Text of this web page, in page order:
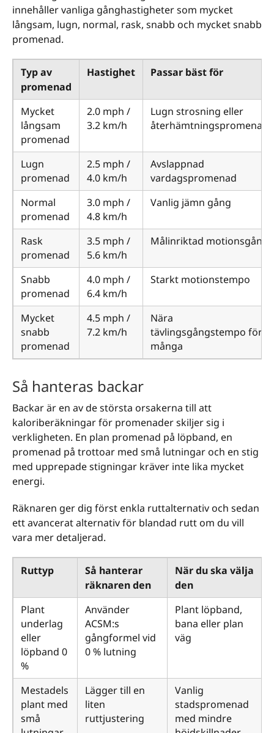
innehåller vanliga gånghastigheter som mycket
långsam, lugn, normal, rask, snabb och mycket snabb
promenad.
Typ av
promenad
Hastighet Passar bäst för
Mycket
långsam
promenad
2.0 mph /
3.2 km/h
Lugn strosning eller
återhämtningspromenad
Lugn
promenad
2.5 mph /
4.0 km/h
Avslappnad
vardagspromenad
Normal
promenad
3.0 mph /
4.8 km/h
Vanlig jämn gång
Rask
promenad
3.5 mph /
5.6 km/h
Målinriktad motionsgång
Snabb
promenad
4.0 mph /
6.4 km/h
Starkt motionstempo
Mycket
snabb
promenad
4.5 mph /
7.2 km/h
Nära
tävlingsgångstempo för
många
Så hanteras backar
Backar är en av de största orsakerna till att
kaloriberäkningar för promenader skiljer sig i
verkligheten. En plan promenad på löpband, en
promenad på trottoar med små lutningar och en stig
med upprepade stigningar kräver inte lika mycket
energi.
Räknaren ger dig först enkla ruttalternativ och sedan
ett avancerat alternativ för blandad rutt om du vill
vara mer detaljerad.
Ruttyp
Så hanterar
räknaren den
När du ska välja
den
Plant
underlag
eller
löpband 0
%
Använder
ACSM:s
gångformel vid
0 % lutning
Plant löpband,
bana eller plan
väg
Mestadels
plant med
små
Lägger till en
liten
ruttjustering
Vanlig
stadspromenad
med mindre